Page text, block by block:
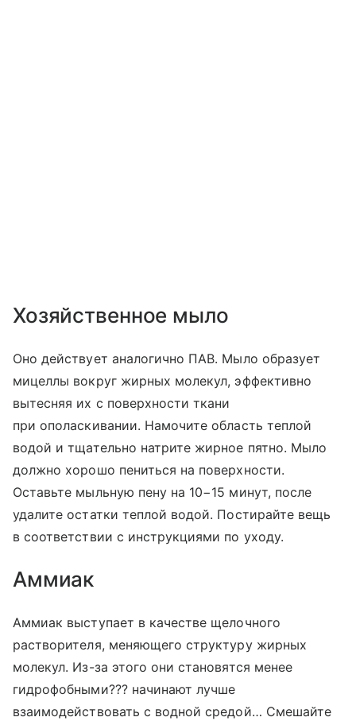
Хозяйственное мыло
Оно действует аналогично ПАВ. Мыло образует
мицеллы вокруг жирных молекул, эффективно
вытесняя их с поверхности ткани
при ополаскивании. Намочите область теплой
водой и тщательно натрите жирное пятно. Мыло
должно хорошо пениться на поверхности.
Оставьте мыльную пену на 10−15 минут, после
удалите остатки теплой водой. Постирайте вещь
в соответствии с инструкциями по уходу.
Аммиак
Аммиак выступает в качестве щелочного
растворителя, меняющего структуру жирных
молекул. Из-за этого они становятся менее
гидрофобными??? начинают лучше
взаимодействовать с водной средой… Смешайте